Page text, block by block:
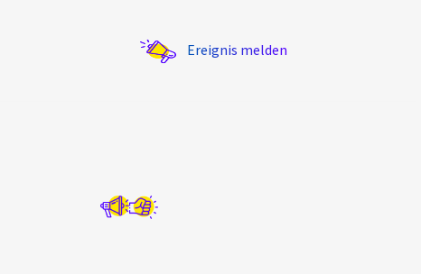
Ereignis melden
Statistik